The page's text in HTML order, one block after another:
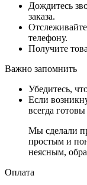
Дождитесь
заказа.
Отслеживайте
телефону.
Получите
Важно запомнить
Убедитесь,
Если
всегда
Мы сделали
простым и
неясным,
Оплата